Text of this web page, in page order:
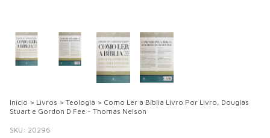
Início > Livros > Teologia > Como Ler a Bíblia Livro Por Livro, Douglas
Stuart e Gordon D Fee - Thomas Nelson
SKU: 20296